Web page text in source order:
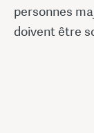
personnes
doivent être